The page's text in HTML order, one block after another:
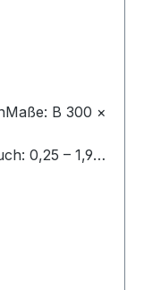
B 300 ×
0,25 – 1,9